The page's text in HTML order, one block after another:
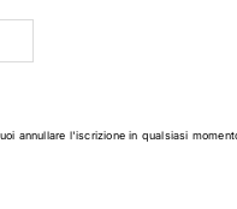
annullare l'iscrizione in qualsiasi